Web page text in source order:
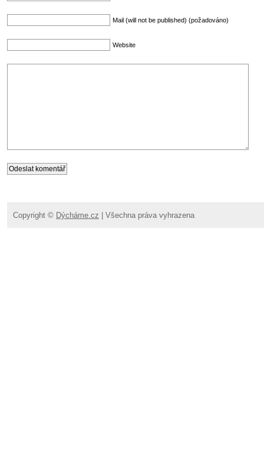
Mail (will not be published) (požadováno)
Website
Copyright © Dýcháme.cz | Všechna práva vyhrazena